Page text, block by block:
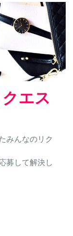
エス
みんなのリク
募して解決し